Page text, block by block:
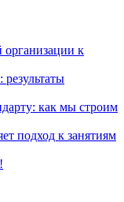
к
как мы строим
подход к занятиям